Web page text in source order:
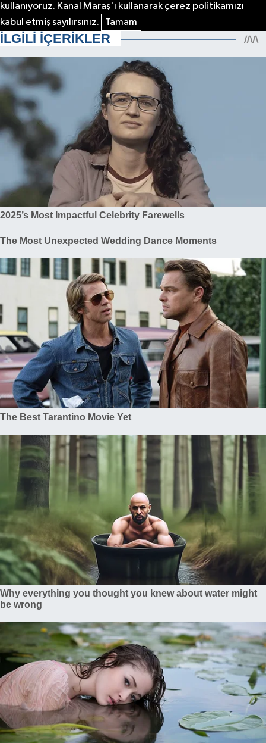
kullanıyoruz. Kanal Maraş'ı kullanarak çerez politikamızı
kabul etmiş sayılırsınız.
Tamam